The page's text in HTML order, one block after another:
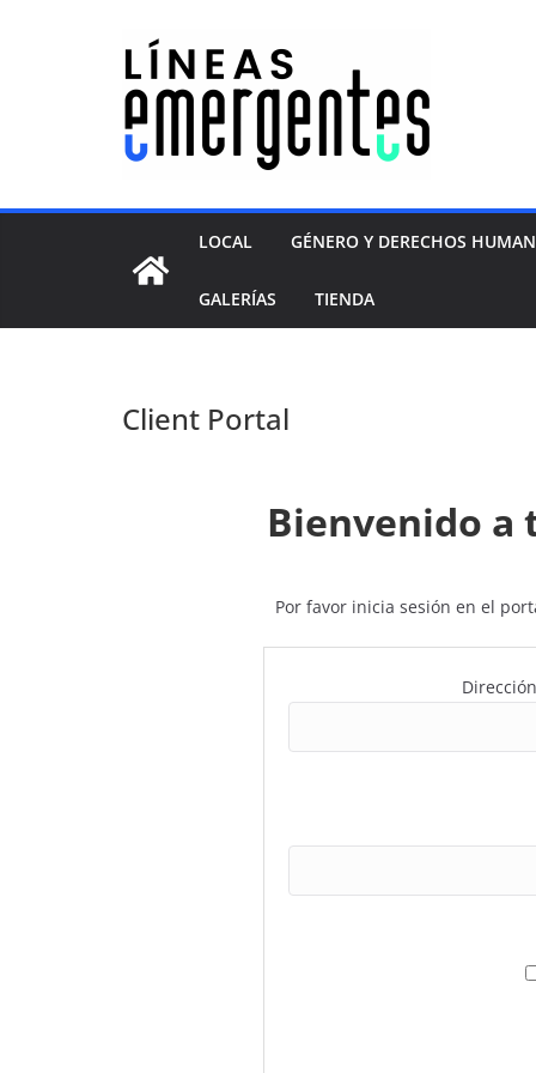
LOCAL GÉNERO Y DERECHOS
GALERÍAS TIENDA
Client Portal
Bienvenido a
Por favor inicia sesión en el